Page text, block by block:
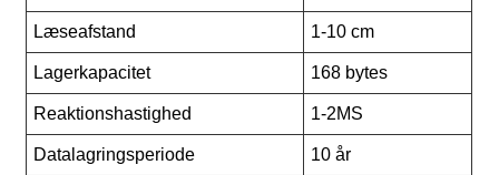
Læseafstand 1-10 cm
Lagerkapacitet 168 bytes
Reaktionshastighed 1-2MS
Datalagringsperiode 10 år